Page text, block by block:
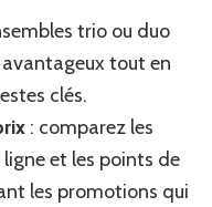
trio ou duo
tout en
clés.
: comparez les
et les points de
les promotions qui